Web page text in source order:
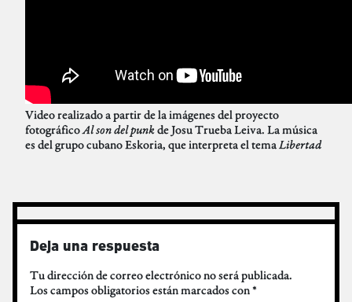
Video realizado a partir de la imágenes del proyecto
fotográficoAl son del punkde Josu Trueba Leiva. La música
es del grupo cubano Eskoria, que interpreta el temaLibertad
Deja una respuesta
Tu dirección de correo electrónico no será publicada.
Los campos obligatorios están marcados con*